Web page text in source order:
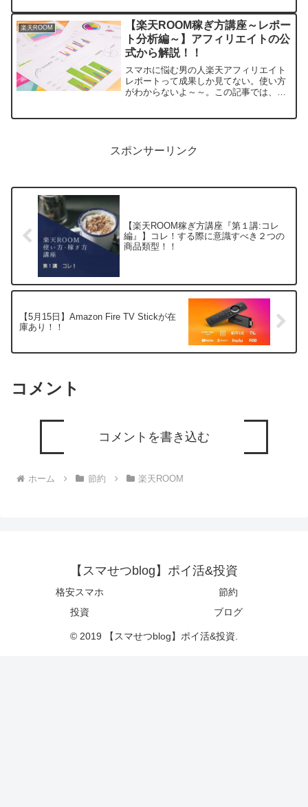
楽天ROOM
【楽天ROOM稼ぎ方講座～レポー
ト分析編～】アフィリエイトの公
式から解説！！
スマホに悩む男の人楽天アフィリエイト
レポートって成果しか見てない。使い方
がわからないよ～～。この記事では、こ
スポンサーリンク
【楽天ROOM稼ぎ方講座『第１講:コレ
編』】コレ！する際に意識すべき２つの
商品類型！！
【5月15日】Amazon Fire TV Stickが在
庫あり！！
コメント
コメントを書き込む
ホーム 節約 楽天ROOM
【スマせつblog】ポイ活&投資
格安スマホ
節約
投資
ブログ
© 2019 【スマせつblog】ポイ活&投資.